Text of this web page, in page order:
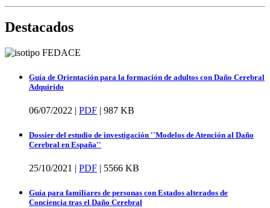
Destacados
Guía de Orientación para la formación de adultos con Daño Cerebral
Adquirido
06/07/2022 | PDF | 987 KB
Dossier del estudio de investigación ''Modelos de Atención al Daño
Cerebral en España''
25/10/2021 | PDF | 5566 KB
Guía para familiares de personas con Estados alterados de
Conciencia tras el Daño Cerebral